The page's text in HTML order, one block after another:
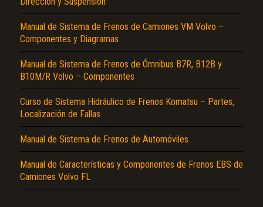
Manual de Sistema de Frenos de Camiones VM Volvo –
Componentes y Diagramas
Manual de Sistema de Frenos de Ómnibus B7R, B12B y
B10M/R Volvo – Componentes
Curso de Sistema Hidráulico de Frenos Komatsu – Partes,
Localización de Fallas
Manual de Sistema de Frenos de Automóviles
Manual de Características y Componentes de Frenos EBS de
Camiones Volvo FL
El Título es incorrecto según el contenido.
Texto o Imagen de portada son erróneos.
No carga o no se visualiza el contenido.
Reportar otro tipo de error...